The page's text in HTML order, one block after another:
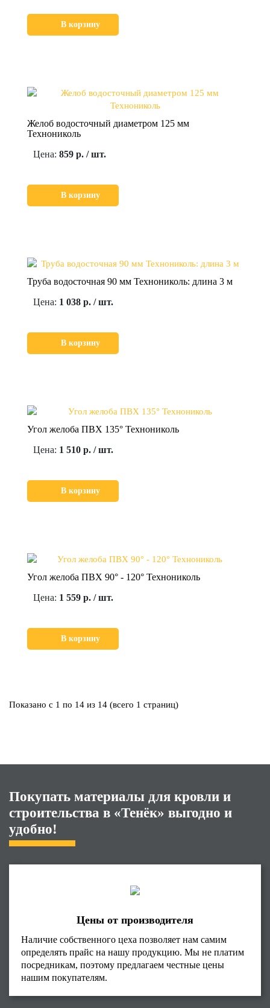
В корзину
Желоб водосточный диаметром 125 мм
Технониколь
Цена: 859 р. / шт.
В корзину
Труба водосточная 90 мм Технониколь: длина 3 м
Цена: 1 038 р. / шт.
В корзину
Угол желоба ПВХ 135° Технониколь
Цена: 1 510 р. / шт.
В корзину
Угол желоба ПВХ 90° - 120° Технониколь
Цена: 1 559 р. / шт.
В корзину
Показано с 1 по 14 из 14 (всего 1 страниц)
Покупать материалы для кровли и
строительства в «Тенёк» выгодно и
удобно!
Цены от производителя
Наличие собственного цеха позволяет нам самим
определять прайс на нашу продукцию. Мы не платим
посредникам, поэтому предлагаем честные цены
нашим покупателям.